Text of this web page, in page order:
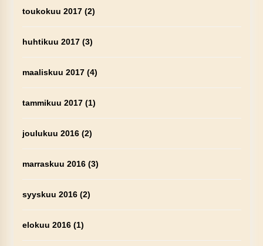
toukokuu 2017(2)
huhtikuu 2017(3)
maaliskuu 2017(4)
tammikuu 2017(1)
joulukuu 2016(2)
marraskuu 2016(3)
syyskuu 2016(2)
elokuu 2016(1)